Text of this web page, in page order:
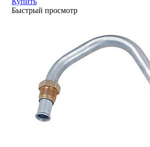
Быстрый просмотр